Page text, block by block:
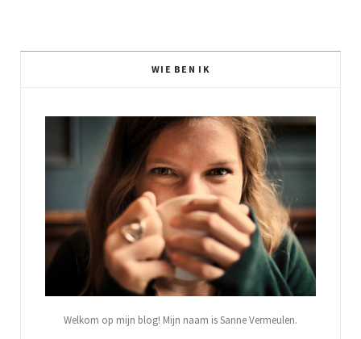
WIE BEN IK
Welkom op mijn blog! Mijn naam is Sanne Vermeulen.